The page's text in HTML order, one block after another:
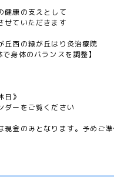
健康の支えとして
せていただきます
丘西の緑が丘はり灸治療院
で身体のバランスを調整】
日》
ダーをご覧ください
金のみとなります。予めご準